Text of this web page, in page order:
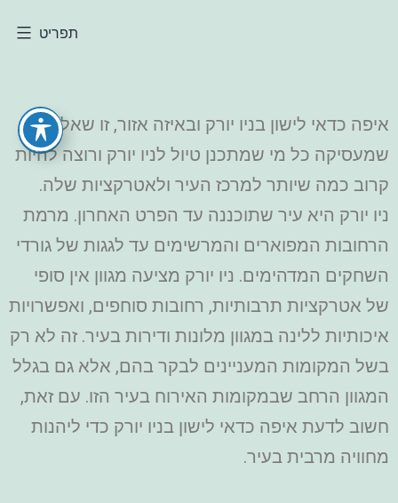
תפריט
איפה כדאי לישון בניו יורק ובאיזה אזור, זו שאלה
שמעסיקה כל מי שמתכנן טיול לניו יורק ורוצה להיות
קרוב כמה שיותר למרכז העיר ולאטרקציות שלה.
ניו יורק היא עיר שתוכננה עד הפרט האחרון. מרמת
הרחובות המפוארים והמרשימים עד לגגות של גורדי
השחקים המדהימים. ניו יורק מציעה מגוון אין סופי
של אטרקציות תרבותיות, רחובות סוחפים, ואפשרויות
איכותיות ללינה במגוון מלונות ודירות בעיר. זה לא רק
בשל המקומות המעניינים לבקר בהם, אלא גם בגלל
המגוון הרחב שבמקומות האירוח בעיר הזו. עם זאת,
חשוב לדעת איפה כדאי לישון בניו יורק כדי ליהנות
מחוויה מרבית בעיר.